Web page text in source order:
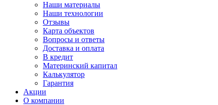
Наши материалы
Наши технологии
Отзывы
Карта объектов
Вопросы и ответы
Доставка и оплата
В кредит
Материнский капитал
Калькулятор
Гарантия
Акции
О компании